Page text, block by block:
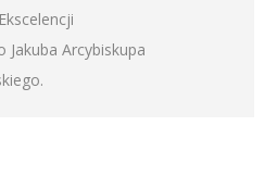
Jakuba Arcybiskupa